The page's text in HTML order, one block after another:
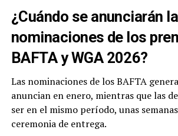
¿Cuándo se anunciarán
nominaciones de los
BAFTA y WGA 2026?
Las nominaciones de los BAFTA
anuncian en enero, mientras que las
ser en el mismo período, unas
ceremonia de entrega.